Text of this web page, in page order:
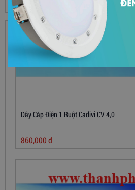
SẢN PHẨM HOT